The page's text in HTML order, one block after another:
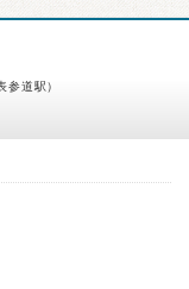
参道駅）